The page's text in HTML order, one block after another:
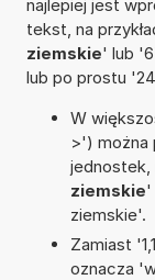
najlepiej jest
tekst, na
ziemskie' lub
lub po prostu '24
W
>') można
jednostek,
ziemskie'
ziemskie'.
Zamiast
oznacza